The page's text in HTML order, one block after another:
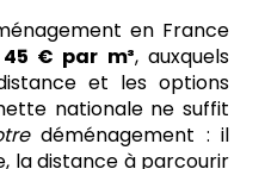
en France
€ par m³, auxquels
et les options
nationale ne suffit
déménagement : il
la distance à parcourir